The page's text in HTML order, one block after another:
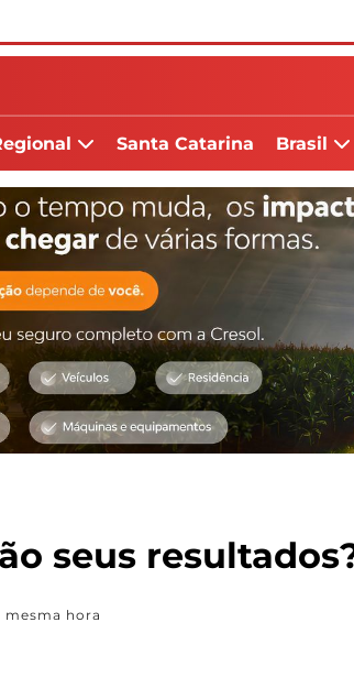
Santa Catarina Brasil
seus
mesma hora